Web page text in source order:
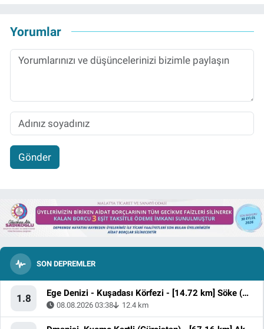
Yorumlar
Gönder
SON DEPREMLER
1.8 Ege Denizi - Kuşadası Körfezi - [14.72 km] Söke (Aydın)
08.08.2026 03:38 12.4 km